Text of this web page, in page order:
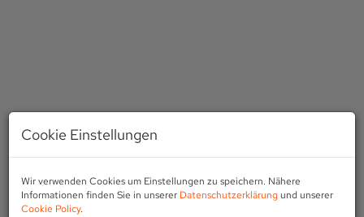
Cookie Einstellungen
Wir verwenden Cookies um Einstellungen zu speichern. Nähere
Informationen finden Sie in unserer Datenschutzerklärung und unserer
Cookie Policy.